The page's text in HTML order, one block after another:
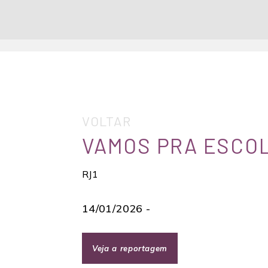
VOLTAR
VAMOS PRA
RJ1
14/01/2026 -
Veja a reportagem